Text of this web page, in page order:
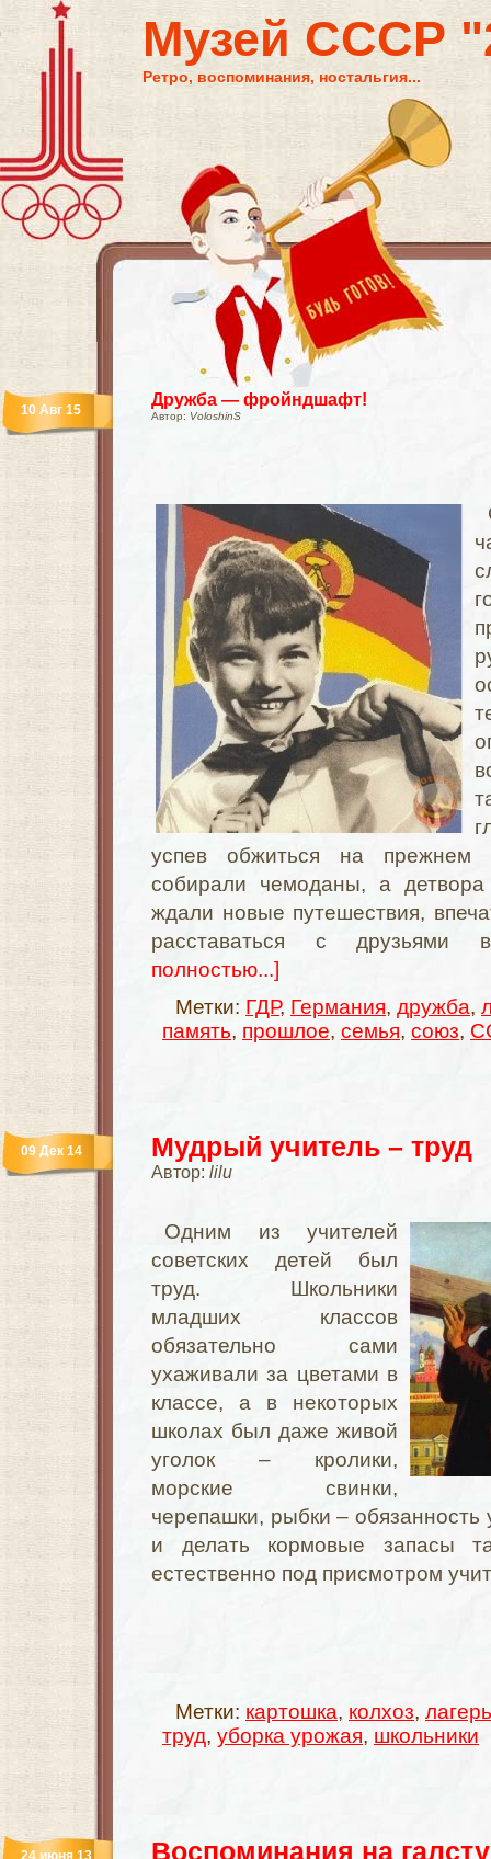
Музей СССР
Ретро, воспоминания, ностальгия...
Дружба — фройндшафт!
Автор: VoloshinS
10 Авг 15
успев обжиться на прежнем
собирали чемоданы, а
ждали новые путешествия,
расставаться с друзьями
полностью...]
Метки: ГДР, Германия, дружба,
память, прошлое, семья, союз,
Мудрый учитель – труд
Автор: lilu
09 Дек 14
Одним из учителей
советских детей был
труд. Школьники
младших классов
обязательно сами
ухаживали за цветами в
классе, а в некоторых
школах был даже живой
уголок – кролики,
морские свинки,
черепашки, рыбки –
и делать кормовые запасы
естественно под присмотром
Метки: картошка, колхоз, лагерь
труд, уборка урожая, школьники
Воспоминания на
24 июня 13